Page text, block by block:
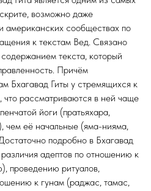
возможно даже
американских сообществах по
к текстам Вед. Связано
текста, который
Причём
Бхагавад Гиты у стремящихся к
что рассматриваются в ней чаще
йоги (пратьяхара,
чем её начальные (яма-нияма,
подробно в Бхагавад
адептов по отношению к
проведению ритуалов,
к гунам (раджас, тамас,